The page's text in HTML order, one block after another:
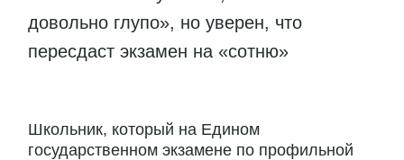
довольно глупо», но уверен, что
пересдаст экзамен на «сотню»
Школьник, который на Едином
государственном экзамене по профильной